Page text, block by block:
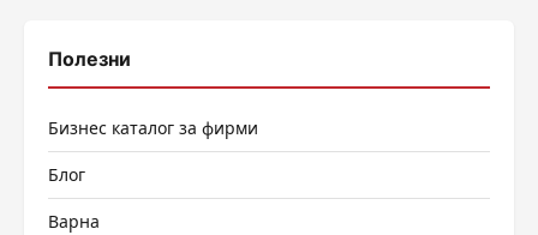
Полезни
Бизнес каталог за фирми
Блог
Варна